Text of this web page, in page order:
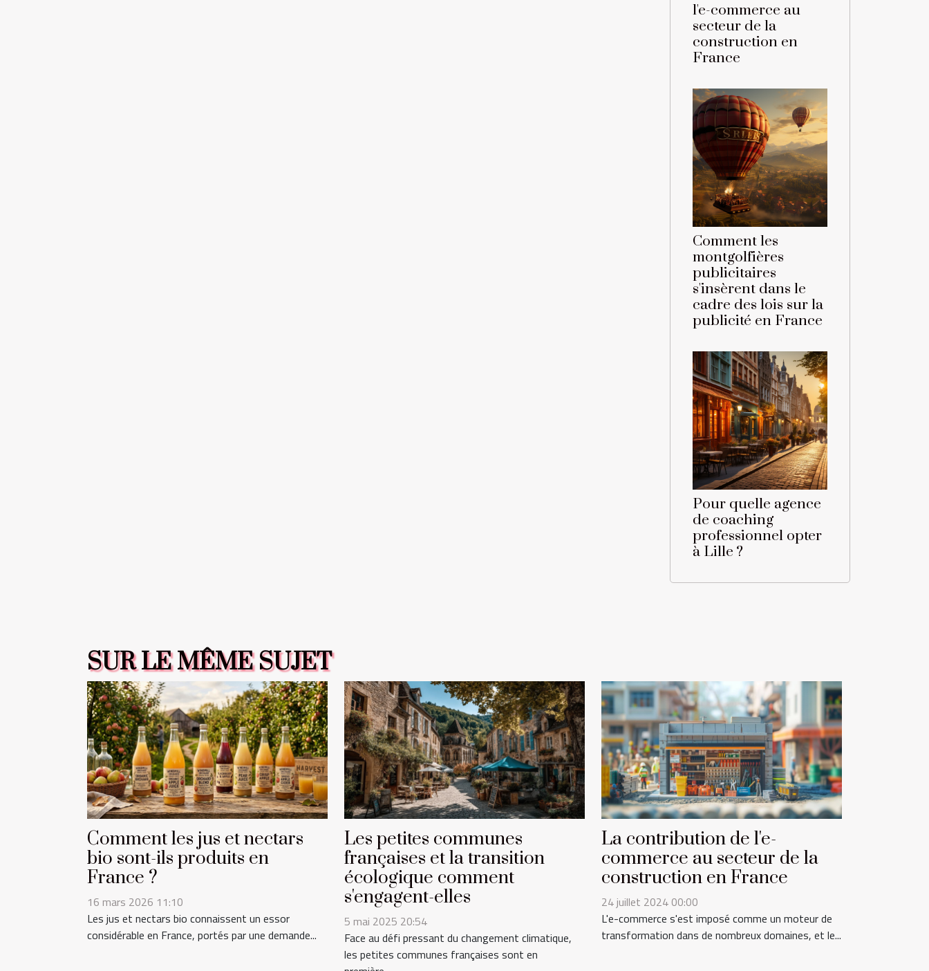
l'e-commerce au
secteur de la
construction en
France
Comment les
montgolfières
publicitaires
s'insèrent dans le
cadre des lois sur la
publicité en France
Pour quelle agence
de coaching
professionnel opter
à Lille ?
SUR LE MÊME SUJET
Comment les jus et nectars
bio sont-ils produits en
France ?
16 mars 2026 11:10
Les jus et nectars bio connaissent un essor
considérable en France, portés par une demande...
Les petites communes
françaises et la transition
écologique comment
s'engagent-elles
5 mai 2025 20:54
Face au défi pressant du changement climatique,
les petites communes françaises sont en
La contribution de l'e-
commerce au secteur de la
construction en France
24 juillet 2024 00:00
L'e-commerce s'est imposé comme un moteur de
transformation dans de nombreux domaines, et le...